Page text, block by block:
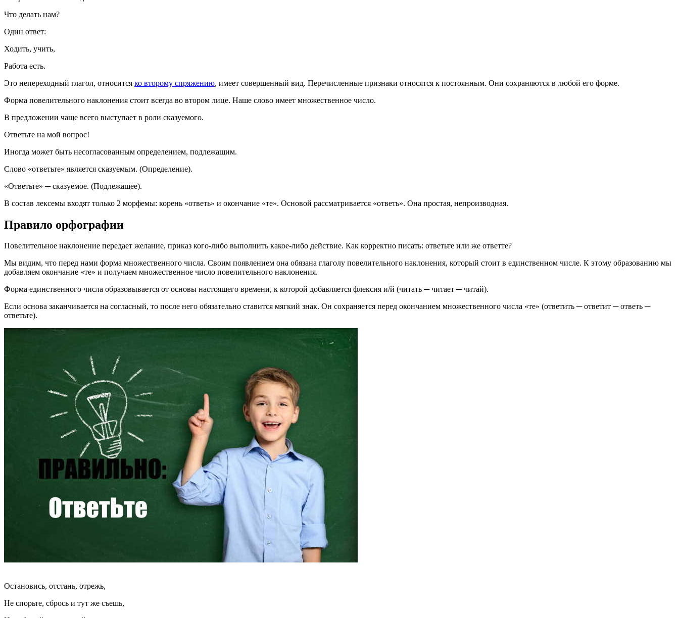
Что делать нам?
Один ответ:
Ходить, учить,
Работа есть.
Это непереходный глагол, относится ко второму спряжению, имеет совершенный вид. Перечисленные признаки относятся к постоянным. Они сохраняются в любой его форме.
Форма повелительного наклонения стоит всегда во втором лице. Наше слово имеет множественное число.
В предложении чаще всего выступает в роли сказуемого.
Ответьте на мой вопрос!
Иногда может быть несогласованным определением, подлежащим.
Слово «ответьте» является сказуемым. (Определение).
«Ответьте» ─ сказуемое. (Подлежащее).
В состав лексемы входят только 2 морфемы: корень «ответь» и окончание «те». Основой рассматривается «ответь». Она простая, непроизводная.
Правило орфографии
Повелительное наклонение передает желание, приказ кого-либо выполнить какое-либо действие. Как корректно писать: ответьте или же ответте?
Мы видим, что перед нами форма множественного числа. Своим появлением она обязана глаголу повелительного наклонения, который стоит в единственном числе. К этому образованию мы
добавляем окончание «те» и получаем множественное число повелительного наклонения.
Форма единственного числа образовывается от основы настоящего времени, к которой добавляется флексия и/й (читать ─ читает ─ читай).
Если основа заканчивается на согласный, то после него обязательно ставится мягкий знак. Он сохраняется перед окончанием множественного числа «те» (ответить ─ ответит ─ ответь ─
ответьте).
Остановись, отстань, отрежь,
Не спорьте, сбрось и тут же съешь,